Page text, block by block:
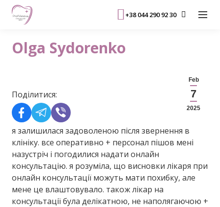
+38 044 290 92 30
Olga Sydorenko
Feb
7
2025
Поділитися:
я залишилася задоволеною після звернення в
клініку. все оперативно + персонал пішов мені
назустріч і погодилися надати онлайн
консультацію. я розуміла, що висновки лікаря при
онлайн консультації можуть мати похибку, але
мене це влаштовувало. також лікар на
консультації була делікатною, не наполягаючою +